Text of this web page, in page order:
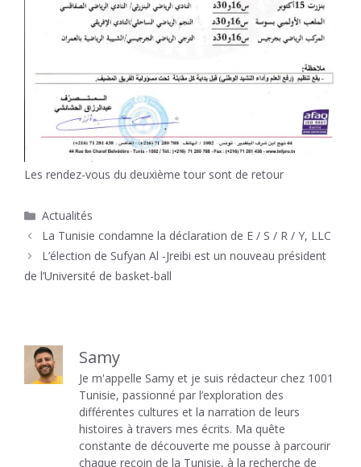
Les rendez-vous du deuxième tour sont de retour
Catégories
Actualités
La Tunisie condamne la déclaration de E / S / R / Y, LLC
L’élection de Sufyan Al -Jreibi est un nouveau président
de l’Université de basket-ball
Samy
Je m'appelle Samy et je suis rédacteur chez 1001
Tunisie, passionné par l’exploration des
différentes cultures et la narration de leurs
histoires à travers mes écrits. Ma quête
constante de découverte me pousse à parcourir
chaque recoin de la Tunisie, à la recherche de